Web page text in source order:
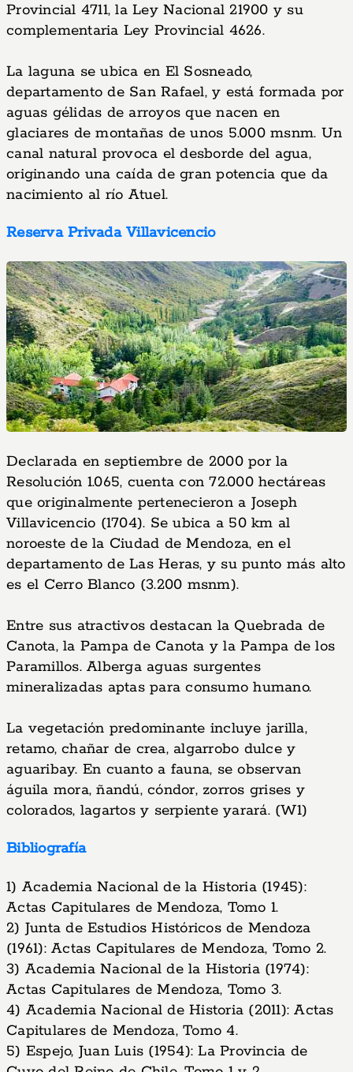
Provincial 4711, la Ley Nacional 21900 y su
complementaria Ley Provincial 4626.
La laguna se ubica en El Sosneado,
departamento de San Rafael, y está formada por
aguas gélidas de arroyos que nacen en
glaciares de montañas de unos 5.000 msnm. Un
canal natural provoca el desborde del agua,
originando una caída de gran potencia que da
nacimiento al río Atuel.
Reserva Privada Villavicencio
Declarada en septiembre de 2000 por la
Resolución 1.065, cuenta con 72.000 hectáreas
que originalmente pertenecieron a Joseph
Villavicencio (1704). Se ubica a 50 km al
noroeste de la Ciudad de Mendoza, en el
departamento de Las Heras, y su punto más alto
es el Cerro Blanco (3.200 msnm).
Entre sus atractivos destacan la Quebrada de
Canota, la Pampa de Canota y la Pampa de los
Paramillos. Alberga aguas surgentes
mineralizadas aptas para consumo humano.
La vegetación predominante incluye jarilla,
retamo, chañar de crea, algarrobo dulce y
aguaribay. En cuanto a fauna, se observan
águila mora, ñandú, cóndor, zorros grises y
colorados, lagartos y serpiente yarará. (W1)
Bibliografía
1) Academia Nacional de la Historia (1945):
Actas Capitulares de Mendoza, Tomo 1.
2) Junta de Estudios Históricos de Mendoza
(1961): Actas Capitulares de Mendoza, Tomo 2.
3) Academia Nacional de la Historia (1974):
Actas Capitulares de Mendoza, Tomo 3.
4) Academia Nacional de Historia (2011): Actas
Capitulares de Mendoza, Tomo 4.
5) Espejo, Juan Luis (1954): La Provincia de